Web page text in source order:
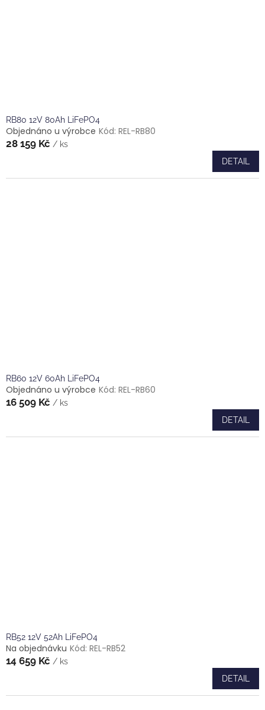
RB80 12V 80Ah LiFePO4
Objednáno u výrobce Kód: REL-RB80
28 159 Kč / ks
DETAIL
RB60 12V 60Ah LiFePO4
Objednáno u výrobce Kód: REL-RB60
16 509 Kč / ks
DETAIL
RB52 12V 52Ah LiFePO4
Na objednávku Kód: REL-RB52
14 659 Kč / ks
DETAIL